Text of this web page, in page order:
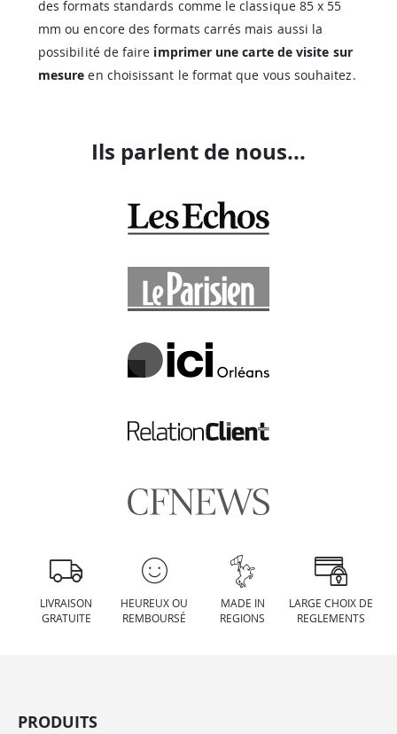
des formats standards comme le classique 85 x 55
mm ou encore des formats carrés mais aussi la
possibilité de faire imprimer une carte de visite sur
mesure en choisissant le format que vous souhaitez.
Ils parlent de nous...
LIVRAISON
GRATUITE
HEUREUX OU
REMBOURSÉ
MADE IN
REGIONS
LARGE CHOIX DE
REGLEMENTS
PRODUITS